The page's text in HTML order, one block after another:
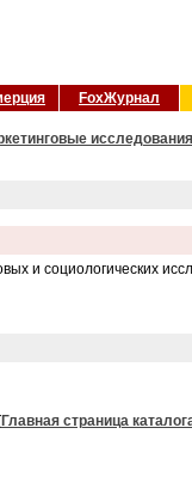
FoxЖурнал
и социологических
[Главная страница